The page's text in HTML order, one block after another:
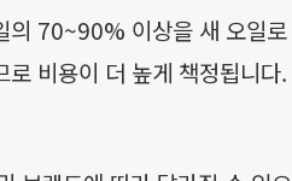
의 70~90% 이상을 새 오일
비용이 더 높게 책정됩니다.